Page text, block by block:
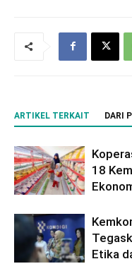
ARTIKEL TERKAIT DARI
18
Etika